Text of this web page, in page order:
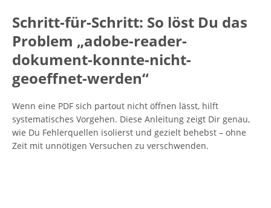
Schritt-für-Schritt: So löst Du das
Problem „adobe-reader-
dokument-konnte-nicht-
geoeffnet-werden“
Wenn eine PDF sich partout nicht öffnen lässt, hilft
systematisches Vorgehen. Diese Anleitung zeigt Dir genau,
wie Du Fehlerquellen isolierst und gezielt behebst – ohne
Zeit mit unnötigen Versuchen zu verschwenden.